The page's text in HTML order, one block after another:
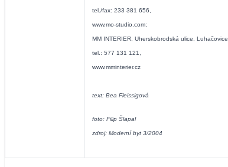
tel./fax: 233 381 656,
www.mo-studio.com;
MM INTERIER, Uherskobrodská ulice, Luhačovice,
tel.: 577 131 121,
www.mminterier.cz
text: Bea Fleissigová
foto: Filip Šlapal
zdroj: Moderní byt 3/2004